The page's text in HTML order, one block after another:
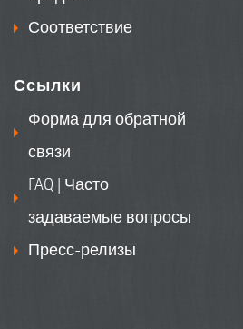
Соответствие
Ссылки
Форма для обратной
связи
FAQ | Часто
задаваемые вопросы
Пресс-релизы